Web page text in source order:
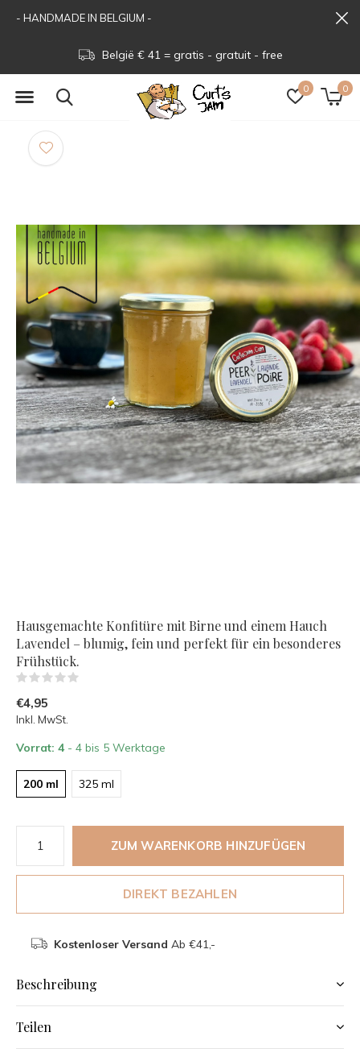
0 0
België € 41 = gratis - gratuit - free
- HANDMADE IN BELGIUM -
Hausgemachte Konfitüre mit Birne und einem Hauch
Lavendel – blumig, fein und perfekt für ein besonderes
Frühstück.
€4,95
Inkl. MwSt.
Vorrat: 4 - 4 bis 5 Werktage
200 ml 325 ml
ZUM WARENKORB HINZUFÜGEN
DIREKT BEZAHLEN
Kostenloser Versand Ab €41,-
Beschreibung
Teilen